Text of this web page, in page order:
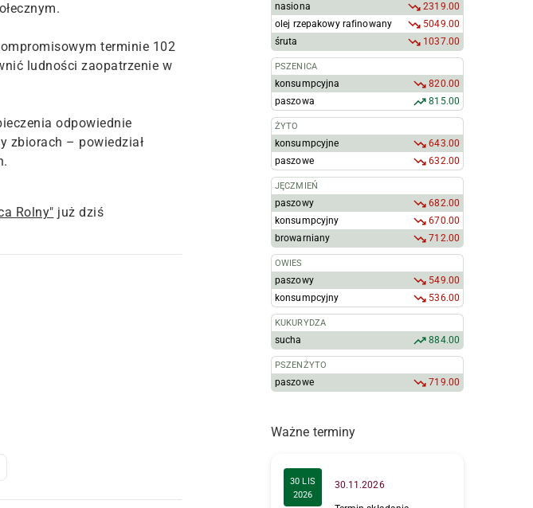
terminie 102
ludności zaopatrzenie w
odpowiednie
zbiorach – powiedział
Rolny" już dziś
nasiona
2319.00
olej rzepakowy rafinowany
5049.00
śruta
1037.00
PSZENICA
konsumpcyjna
820.00
paszowa
815.00
ŻYTO
konsumpcyjne
643.00
paszowe
632.00
JĘCZMIEŃ
paszowy
682.00
konsumpcyjny
670.00
browarniany
712.00
OWIES
paszowy
549.00
konsumpcyjny
536.00
KUKURYDZA
sucha 884.00
PSZENŻYTO
paszowe 719.00
Ważne terminy
30 LIS
2026
30.11.2026